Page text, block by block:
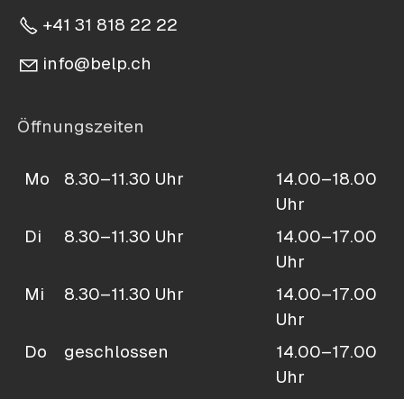
+41 31 818 22 22
nf b lp ch
Öffnungszeiten
Mo 8.30–11.30 Uhr
14.00–18.00
Uhr
Di
8.30–11.30 Uhr
14.00–17.00
Uhr
Mi
8.30–11.30 Uhr
14.00–17.00
Uhr
Do
geschlossen
14.00–17.00
Uhr